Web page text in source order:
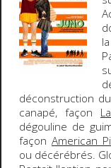
la
déconstruction
canapé, façon
dégouline de
façon American
ou décérébrés.